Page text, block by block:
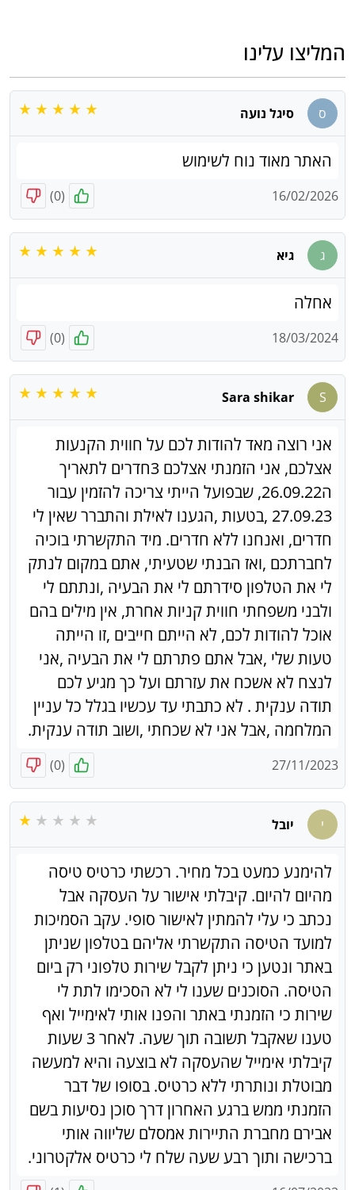
המליצו עלינו
ס סיגל נועה
האתר מאוד נוח לשימוש
16/02/2026
(
0
)
ג גיא
אחלה
18/03/2024
(
0
)
S
Sara shikar
אני רוצה מאד להודות לכם על חווית הקנעות
אצלכם, אני הזמנתי אצלכם 3חדרים לתאריך
ה26.09.22, שבפועל הייתי צריכה להזמין עבור
27.09.23 ,בטעות ,הגענו לאילת והתברר שאין לי
חדרים, ואנחנו ללא חדרים. מיד התקשרתי בוכיה
לחברתכם ,ואז הבנתי שטעיתי, אתם במקום לנתק
לי את הטלפון סידרתם לי את הבעיה ,ונתתם לי
ולבני משפחתי חווית קניות אחרת, אין מילים בהם
אוכל להודות לכם, לא הייתם חייבים ,זו הייתה
טעות שלי ,אבל אתם פתרתם לי את הבעיה ,אני
לנצח לא אשכח את עזרתם ועל כך מגיע לכם
תודה ענקית . לא כתבתי עד עכשיו בגלל כל עניין
המלחמה ,אבל אני לא שכחתי ,ושוב תודה ענקית.
27/11/2023
(
0
)
י יובל
להימנע כמעט בכל מחיר. רכשתי כרטיס טיסה
מהיום להיום. קיבלתי אישור על העסקה אבל
נכתב כי עלי להמתין לאישור סופי. עקב הסמיכות
למועד הטיסה התקשרתי אליהם בטלפון שניתן
באתר ונטען כי ניתן לקבל שירות טלפוני רק ביום
הטיסה. הסוכנים שענו לי לא הסכימו לתת לי
שירות כי הזמנתי באתר והפנו אותי לאימייל ואף
טענו שאקבל תשובה תוך שעה. לאחר 3 שעות
קיבלתי אימייל שהעסקה לא בוצעה והיא למעשה
מבוטלת ונותרתי ללא כרטיס. בסופו של דבר
הזמנתי ממש ברגע האחרון דרך סוכן נסיעות בשם
אבירם מחברת התיירות אמסלם שליווה אותי
ברכישה ותוך רבע שעה שלח לי כרטיס אלקטרוני.